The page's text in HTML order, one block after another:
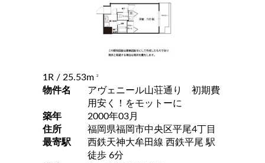
1R / 25.53m 2
物件名
アヴェニール山荘通り 初期費
用安く！をモットーに
築年
2000年03月
住所
福岡県福岡市中央区平尾4丁目
最寄駅
西鉄天神大牟田線 西鉄平尾 駅
徒歩 6分